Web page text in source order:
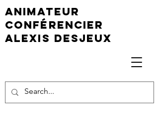
animateur
conférencier
Alexis Desjeux